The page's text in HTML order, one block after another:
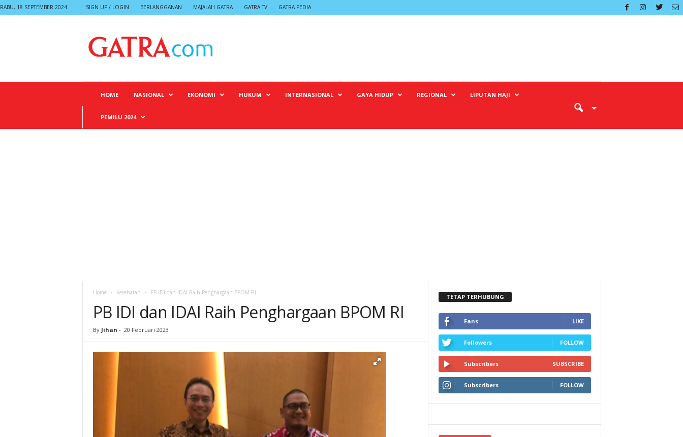
RABU, 18 SEPTEMBER 2024 SIGN UP / LOGIN BERLANGGANAN MAJALAH GATRA GATRA TV GATRA PEDIA
HOME NASIONAL EKONOMI HUKUM INTERNASIONAL GAYA HIDUP REGIONAL LIPUTAN HAJI
PEMILU 2024
Home Kesehatan PB IDI dan IDAI Raih Penghargaan BPOM RI
PB IDI dan IDAI Raih Penghargaan BPOM RI
By Jihan - 20 Februari 2023
TETAP TERHUBUNG
Fans LIKE
Followers FOLLOW
Subscribers SUBSCRIBE
Subscribers FOLLOW